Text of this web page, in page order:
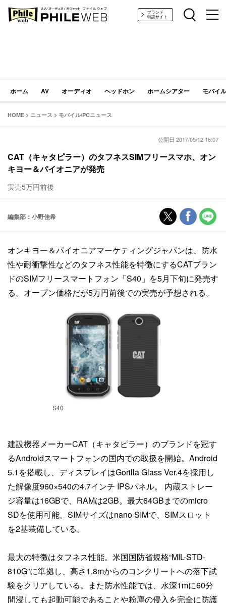
PHILE WEB｜AV/オーディオ/ガジェットブランド
特設サイト
ホーム AV オーディオ ヘッドホン ホームシアター モバイ
HOME > ニュース > モバイル/PCニュース
公開日 2017/05/12 16:07
CAT（キャタピラー）のタフネスSIMフリースマホ、オン
キヨー＆パイオニアが発売
実売5万円前後
編集部：小野佳希
オンキヨー＆パイオニアマーケティングジャパンは、防水
性や耐衝撃性などのタフネス性能を特徴にするCATブラン
ドのSIMフリースマートフォン「S40」を5月下旬に発売す
る。オープン価格だが5万円前後での実売が予想される。
S40
建設機器メーカーCAT（キャタピラー）のブランドを冠す
るAndroidスマートフォンの国内での取扱を開始。Android
5.1を搭載し、ディスプレイはGorilla Glass Ver.4を採用し
た解像度960×540の4.7インチ IPSパネル。 内蔵ストレー
ジ容量は16GBで、RAMは2GB。最大64GBまでのmicro
SDを使用可能。SIMサイズはnano SIMで、SIMスロット
を2基装備している。
最大の特徴はタフネス性能。米国国防省規格“MIL-STD-
810G”に準拠し、高さ1.8mからのコンクリートへの落下試
験をクリアしている。また防水性能では、水深1mに60分
間浸しても起動可能であることや粉塵の侵入を完全に防護